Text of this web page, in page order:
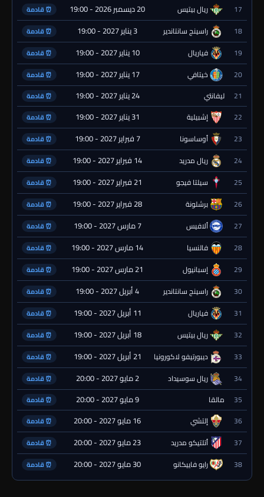
17 ريال بيتيس 20 ديسمبر 2026 - 19:00 ⏰ قادمة
18 راسينج سانتاندير 3 يناير 2027 - 19:00 ⏰ قادمة
19 فياريال 10 يناير 2027 - 19:00 ⏰ قادمة
20 خيتافي 17 يناير 2027 - 19:00 ⏰ قادمة
21 ليفانتي 24 يناير 2027 - 19:00 ⏰ قادمة
22 إشبيلية 31 يناير 2027 - 19:00 ⏰ قادمة
23 أوساسونا 7 فبراير 2027 - 19:00 ⏰ قادمة
24 ريال مدريد 14 فبراير 2027 - 19:00 ⏰ قادمة
25 سيلتا فيجو 21 فبراير 2027 - 19:00 ⏰ قادمة
26 برشلونة 28 فبراير 2027 - 19:00 ⏰ قادمة
27 ألافيس 7 مارس 2027 - 19:00 ⏰ قادمة
28 فالنسيا 14 مارس 2027 - 19:00 ⏰ قادمة
29 إسبانيول 21 مارس 2027 - 19:00 ⏰ قادمة
30 راسينج سانتاندير 4 أبريل 2027 - 19:00 ⏰ قادمة
31 فياريال 11 أبريل 2027 - 19:00 ⏰ قادمة
32 ريال بيتيس 18 أبريل 2027 - 19:00 ⏰ قادمة
33 ديبورتيفو لاكورونيا 21 أبريل 2027 - 19:00 ⏰ قادمة
34 ريال سوسيداد 2 مايو 2027 - 20:00 ⏰ قادمة
35 مالقا 9 مايو 2027 - 20:00 ⏰ قادمة
36 إلتشي 16 مايو 2027 - 20:00 ⏰ قادمة
37 أتلتيكو مدريد 23 مايو 2027 - 20:00 ⏰ قادمة
38 رايو فاييكانو 30 مايو 2027 - 20:00 ⏰ قادمة